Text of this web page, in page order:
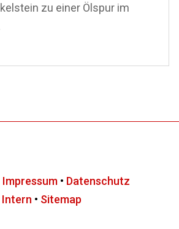
zu einer Ölspur im
Impressum • Datenschutz
Intern • Sitemap